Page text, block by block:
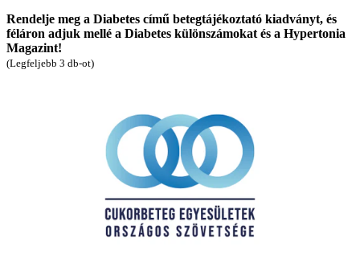
Rendelje meg a Diabetes című betegtájékoztató kiadványt, és
féláron adjuk mellé a Diabetes különszámokat és a Hypertonia
Magazint!
(Legfeljebb 3 db-ot)